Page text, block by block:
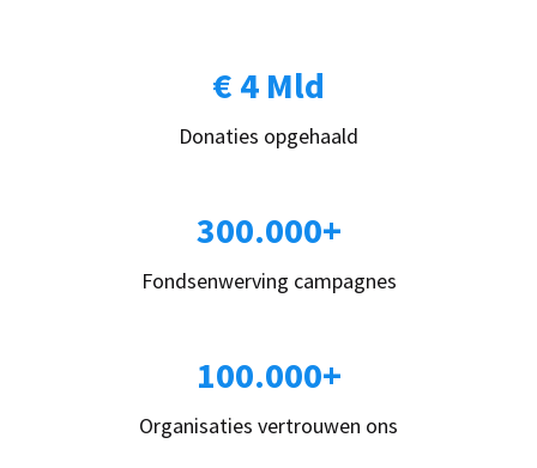
€ 4 Mld
Donaties opgehaald
300.000+
Fondsenwerving campagnes
100.000+
Organisaties vertrouwen ons